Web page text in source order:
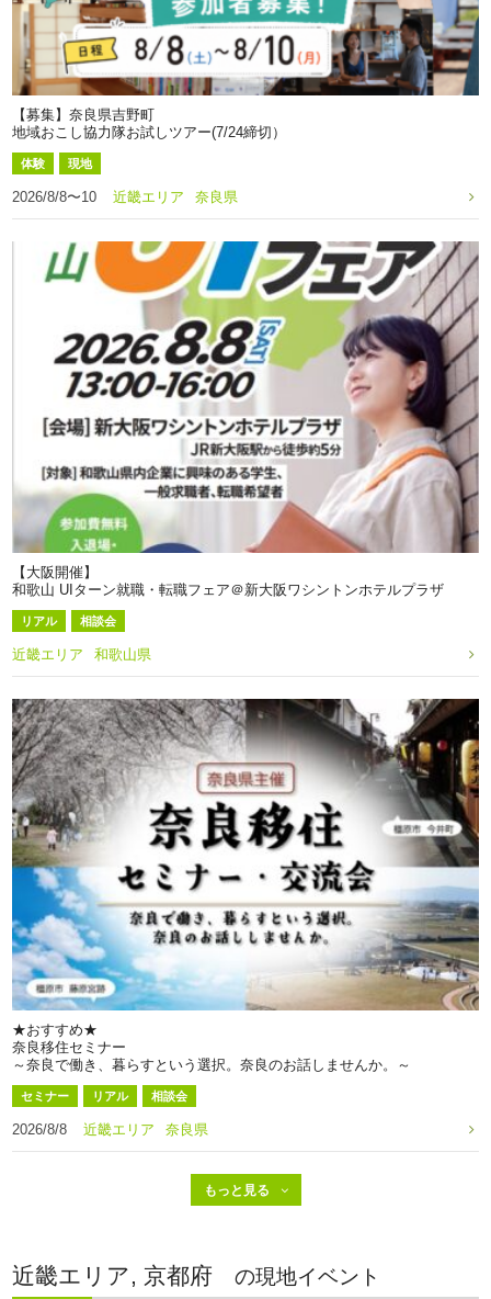
【募集】奈良県吉野町
地域おこし協力隊お試しツアー(7/24締切）
体験 現地
2026/8/8〜10 近畿エリア 奈良県
【大阪開催】
和歌山 UIターン就職・転職フェア＠新大阪ワシントンホテルプラザ
リアル 相談会
近畿エリア 和歌山県
★おすすめ★
奈良移住セミナー
～奈良で働き、暮らすという選択。奈良のお話しませんか。～
セミナー リアル 相談会
2026/8/8 近畿エリア 奈良県
近畿エリア, 京都府 の現地イベント